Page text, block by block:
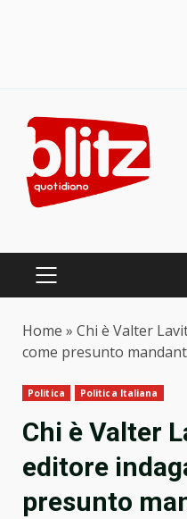
content
PRIMARY
Home » Chi è Valter
come presunto
Politica Politica Italiana
Chi è Valter
editore
presunto